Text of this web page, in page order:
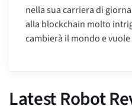
nella sua carriera di
alla blockchain molto
cambierà il mondo e
Latest Robot